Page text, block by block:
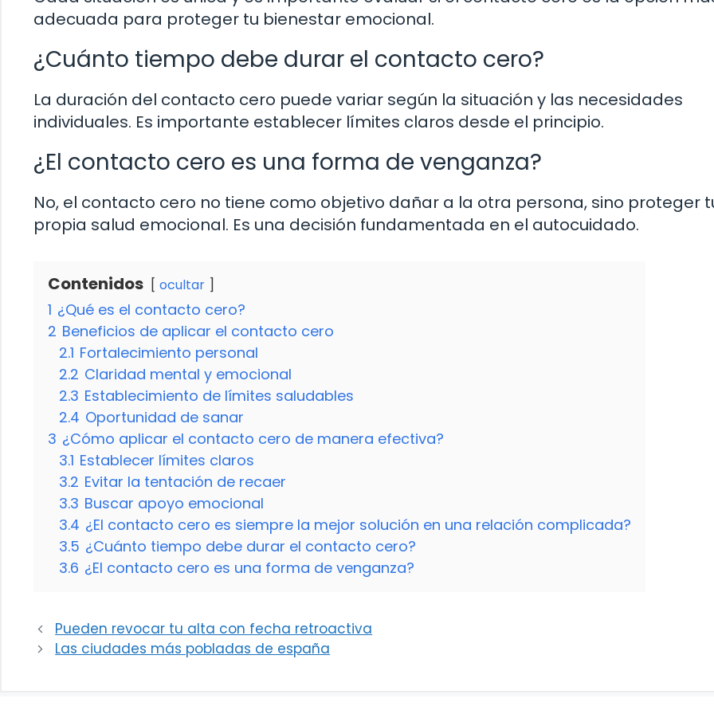
adecuada para proteger tu bienestar emocional.
¿Cuánto tiempo debe durar el contacto cero?
La duración del contacto cero puede variar según la situación y las necesidades
individuales. Es importante establecer límites claros desde el principio.
¿El contacto cero es una forma de venganza?
No, el contacto cero no tiene como objetivo dañar a la otra persona, sino proteger
propia salud emocional. Es una decisión fundamentada en el autocuidado.
Contenidos ocultar
1 ¿Qué es el contacto cero?
2 Beneficios de aplicar el contacto cero
2.1 Fortalecimiento personal
2.2 Claridad mental y emocional
2.3 Establecimiento de límites saludables
2.4 Oportunidad de sanar
3 ¿Cómo aplicar el contacto cero de manera efectiva?
3.1 Establecer límites claros
3.2 Evitar la tentación de recaer
3.3 Buscar apoyo emocional
3.4 ¿El contacto cero es siempre la mejor solución en una relación complicada?
3.5 ¿Cuánto tiempo debe durar el contacto cero?
3.6 ¿El contacto cero es una forma de venganza?
Pueden revocar tu alta con fecha retroactiva
Las ciudades más pobladas de españa